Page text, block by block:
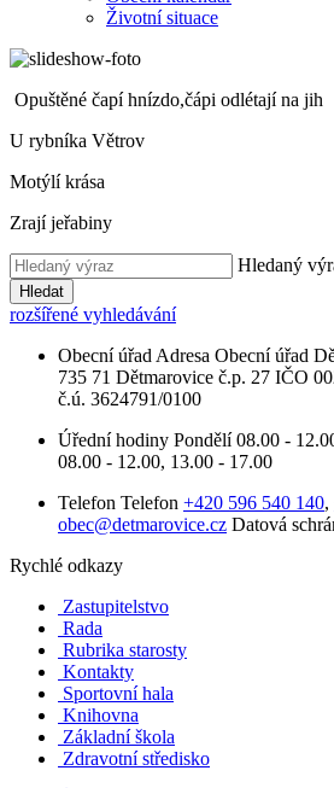
Životní situace
Opuštěné čapí hnízdo,čápi odlétají na jih
U rybníka Větrov
Motýlí krása
Zrají jeřabiny
Hledaný
Hledat
rozšířené vyhledávání
Obecní úřad Adresa Obecní úřad
735 71 Dětmarovice č.p. 27 IČO
č.ú. 3624791/0100
Úřední hodiny Pondělí 08.00 -
08.00 - 12.00, 13.00 - 17.00
Telefon Telefon +420 596 540 140,
obec@detmarovice.cz Datová
Rychlé odkazy
Zastupitelstvo
Rada
Rubrika starosty
Kontakty
Sportovní hala
Knihovna
Základní škola
Zdravotní středisko